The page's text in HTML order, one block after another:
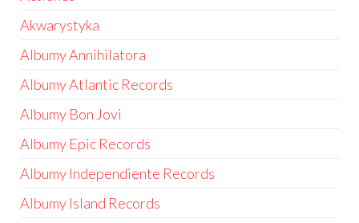
Akwarystyka
Albumy Annihilatora
Albumy Atlantic Records
Albumy Bon Jovi
Albumy Epic Records
Albumy Independiente Records
Albumy Island Records